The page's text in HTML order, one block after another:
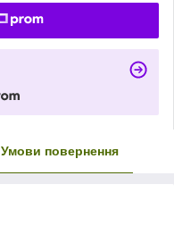
Умови повернення